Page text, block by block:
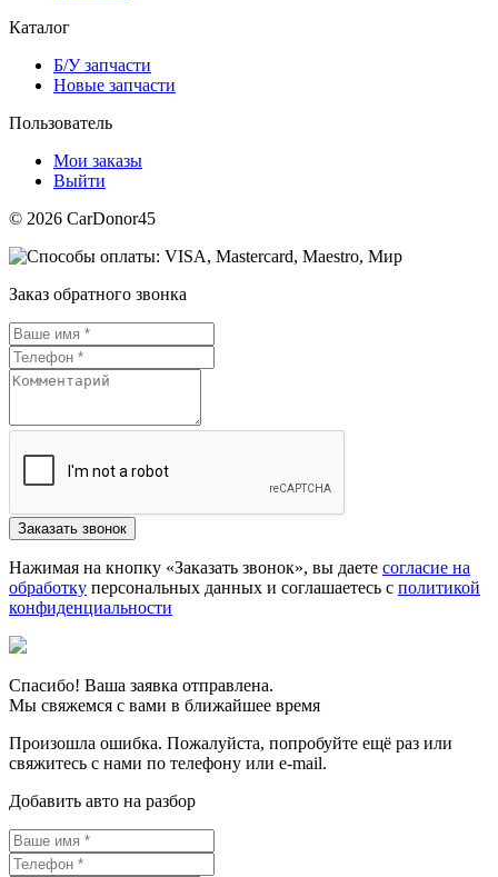
Каталог
Б/У запчасти
Новые запчасти
Пользователь
Мои заказы
Выйти
© 2026 CarDonor45
Заказ обратного звонка
Нажимая на кнопку «Заказать звонок», вы даете согласие на
обработку персональных данных и соглашаетесь c политикой
конфиденциальности
Спасибо! Ваша заявка отправлена.
Мы свяжемся с вами в ближайшее время
Произошла ошибка. Пожалуйста, попробуйте ещё раз или
свяжитесь с нами по телефону или e-mail.
Добавить авто на разбор